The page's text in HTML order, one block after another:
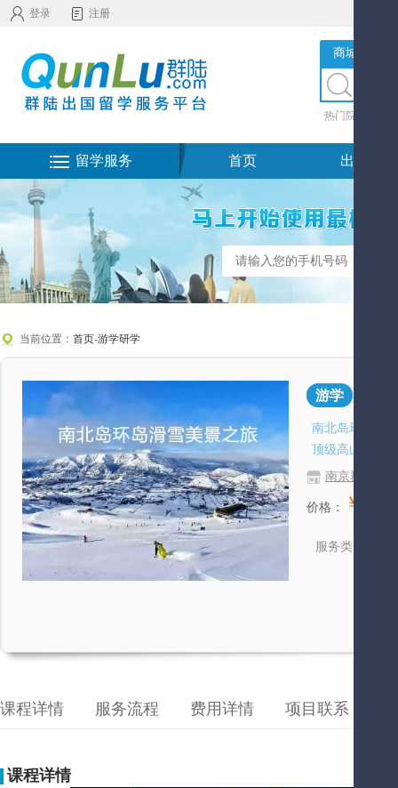
登录 注册
商城服务
热门院校
留学服务 首页 出国留学
当前位置： 首页-游学研学
游学
南北岛环岛滑
顶级高山滑雪
南京群陆教
价格： ￥
服务类别
课程详情 服务流程 费用详情 项目联系
课程详情